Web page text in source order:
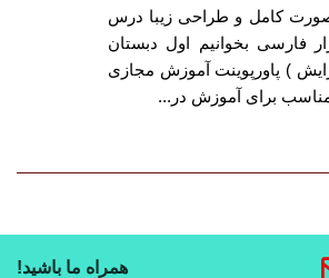
صورت کامل و طراحی زیبا درس
فارسی بخوانیم اول دبستان
) پاورپوینت آموزش مجازی
برای آموزش در...
همراه ما باشید!